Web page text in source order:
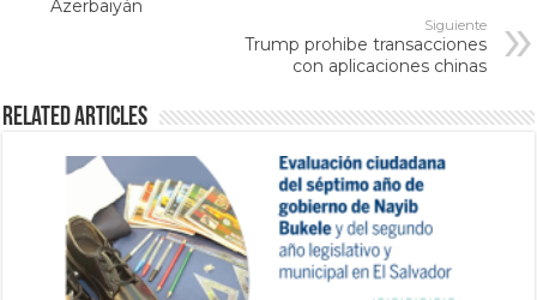
Azerbaiyán
Siguiente
Trump prohibe transacciones
con aplicaciones chinas
Related Articles